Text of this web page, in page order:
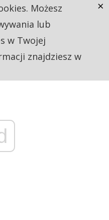
Możesz
lub
w Twojej
znajdziesz w
×